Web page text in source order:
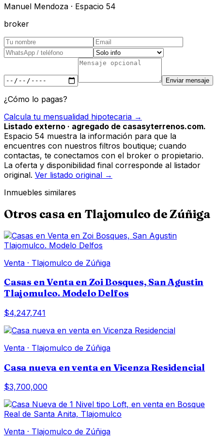
Manuel Mendoza · Espacio 54
broker
Enviar mensaje
¿Cómo lo pagas?
Calcula tu mensualidad hipotecaria →
Listado externo · agregado de casasyterrenos.com.
Espacio 54 muestra la información para que la
encuentres con nuestros filtros boutique; cuando
contactas, te conectamos con el broker o propietario.
La oferta y disponibilidad final corresponde al listador
original. Ver listado original →
Inmuebles similares
Otros casa en Tlajomulco de Zúñiga
Venta · Tlajomulco de Zúñiga
Casas en Venta en Zoi Bosques, San Agustin
Tlajomulco. Modelo Delfos
$4,247,741
Venta · Tlajomulco de Zúñiga
Casa nueva en venta en Vicenza Residencial
$3,700,000
Venta · Tlajomulco de Zúñiga